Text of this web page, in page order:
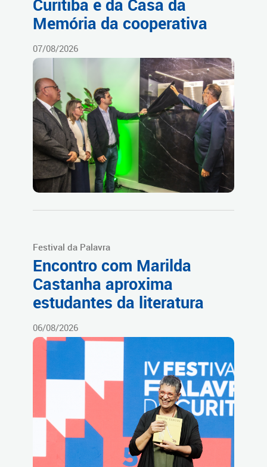
Curitiba e da Casa da
Memória da cooperativa
07/08/2026
Festival da Palavra
Encontro com Marilda
Castanha aproxima
estudantes da literatura
06/08/2026